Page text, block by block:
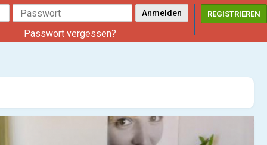
Passwort vergessen?
REGISTRIEREN